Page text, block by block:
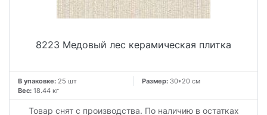
8223 Медовый лес керамическая плитка
В упаковке: 25 шт Размер: 30*20 см
Вес: 18.44 кг
Товар снят с производства. По наличию в остатках